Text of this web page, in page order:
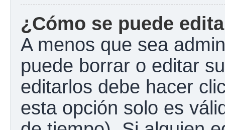
¿Cómo se puede
A menos que sea
puede borrar o editar
editarlos debe hacer
esta opción solo es